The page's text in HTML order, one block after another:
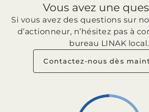
Vous avez une
Si vous avez des questions sur
d’actionneur, n’hésitez pas à
bureau LINAK local.
Contactez-nous dès